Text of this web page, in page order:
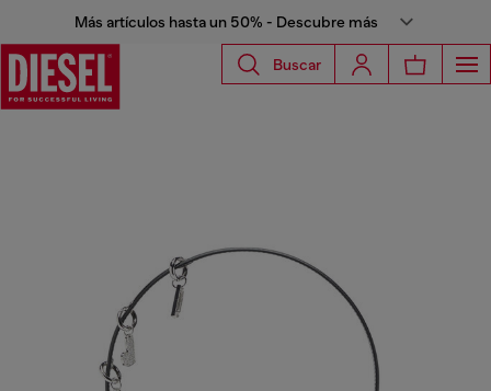
Más artículos hasta un 50% - Descubre más
Buscar